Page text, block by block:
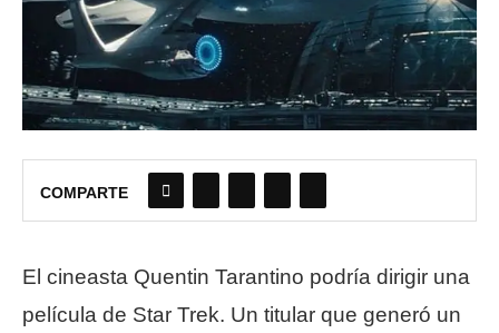
COMPARTE
El cineasta Quentin Tarantino podría dirigir una
película de Star Trek. Un titular que generó un